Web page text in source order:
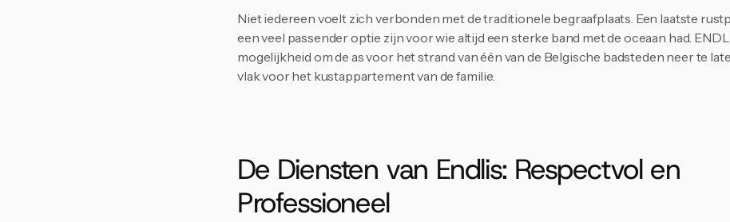
Niet iedereen voelt zich verbonden met de traditionele begraafplaats. Een laatste
een veel passender optie zijn voor wie altijd een sterke band met de oceaan had.
mogelijkheid om de as voor het strand van één van de Belgische badsteden neer te
vlak voor het kustappartement van de familie.
De Diensten van Endlis: Respectvol en
Professioneel